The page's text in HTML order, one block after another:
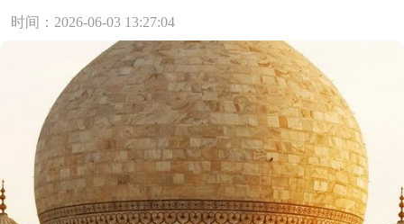
时间：2026-06-03 13:27:04